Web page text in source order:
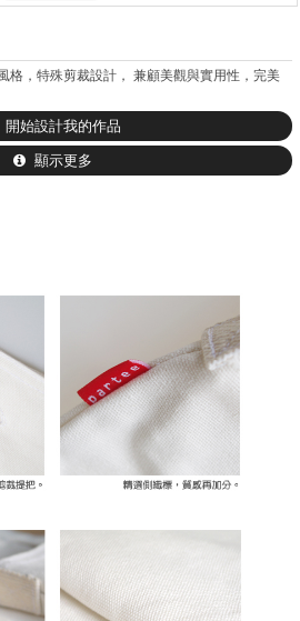
格，特殊剪裁設計， 兼顧美觀與實用性，完美
開始設計我的作品
顯示更多